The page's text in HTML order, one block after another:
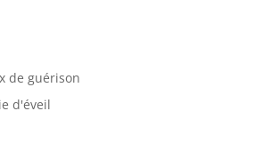
de guérison
d'éveil